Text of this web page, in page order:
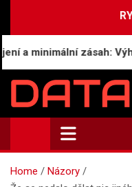
zásah: Výhody
Data-
Ekonomické informace a
Home
Názory